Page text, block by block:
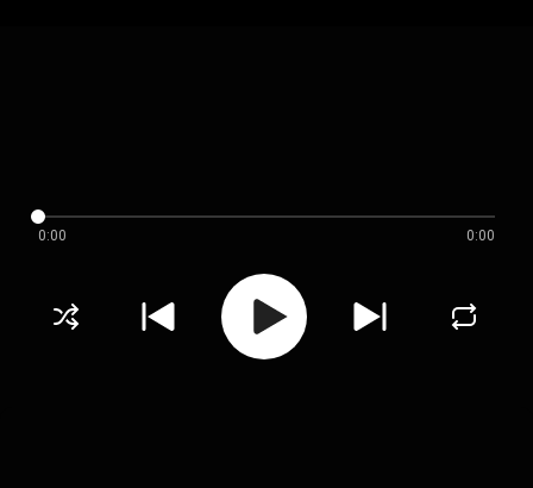
0:00 0:00